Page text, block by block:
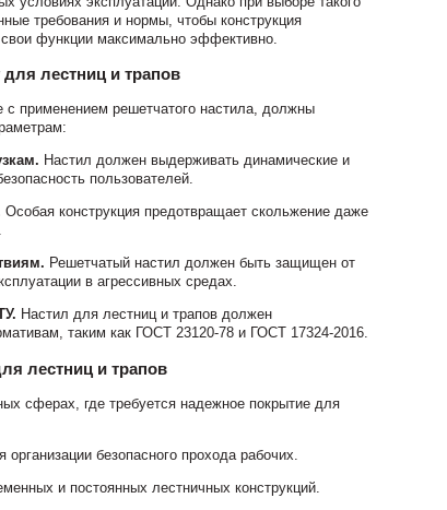
требования и нормы, чтобы конструкция
функции максимально эффективно.
лестниц и трапов
применением решетчатого настила, должны
Настил должен выдерживать динамические и
пользователей.
Особая конструкция предотвращает скольжение даже
Решетчатый настил должен быть защищен от
в агрессивных средах.
Настил для лестниц и трапов должен
таким как ГОСТ 23120-78 и ГОСТ 17324-2016.
лестниц и трапов
сферах, где требуется надежное покрытие для
безопасного прохода рабочих.
и постоянных лестничных конструкций.